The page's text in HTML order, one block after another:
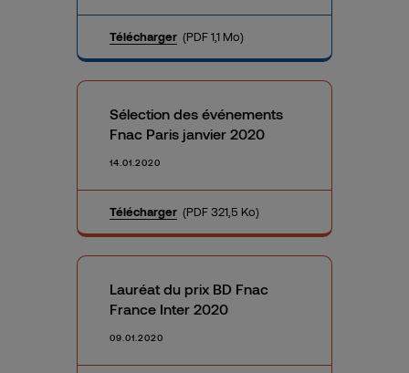
Télécharger (PDF 1,1 Mo)
Sélection des événements
Fnac Paris janvier 2020
14.01.2020
Télécharger (PDF 321,5 Ko)
Lauréat du prix BD Fnac
France Inter 2020
09.01.2020